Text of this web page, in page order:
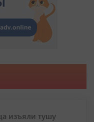
изъяли тушу